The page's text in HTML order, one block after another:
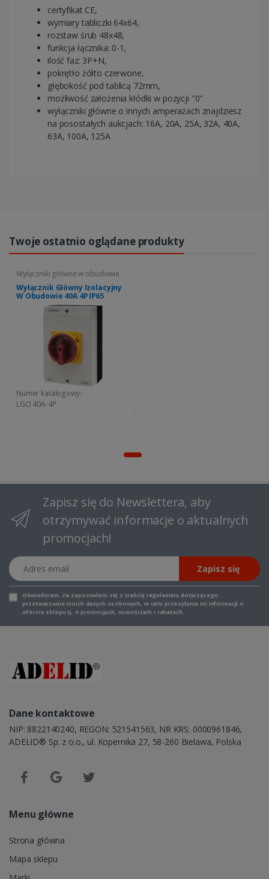
certyfikat CE,
wymiary tabliczki 64x64,
rozstaw śrub 48x48,
funkcja łącznika: 0-1,
ilość faz: 3P+N,
pokrętło żółto czerwone,
głębokość pod tablicą 72mm,
możliwość założenia kłódki w pozycji "0"
wyłączniki główne o innych amperażach znajdziesz
na posostałych aukcjach: 16A, 20A, 25A, 32A, 40A,
63A, 100A, 125A
Twoje ostatnio oglądane produkty
Wyłączniki główne w obudowie
Wyłącznik Główny Izolacyjny
W Obudowie 40A 4P IP65
Numer katalogowy:
LGO 40A-4P
Zapisz się do Newslettera, aby
otrzymywać informacje o aktualnych
promocjach!
Adres email
Zapisz się
Oświadczam, że zapoznałem się z treścią regulaminu dotyczącego
przetwarzania moich danych osobowych, w celu przesyłania mi informacji o
ofercie sklepu tj. o promocjach, nowościach i rabatach.
Dane kontaktowe
NIP: 8822140240, REGON: 521541563, NR KRS: 0000961846,
ADELID® Sp. z o.o., ul. Kopernika 27, 58-260 Bielawa, Polska
Menu główne
Strona główna
Mapa sklepu